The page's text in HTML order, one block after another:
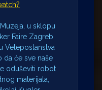
u sklopu
Faire Zagreb
Veleposlanstva
da će sve naše
oduševiti robot
materijala,